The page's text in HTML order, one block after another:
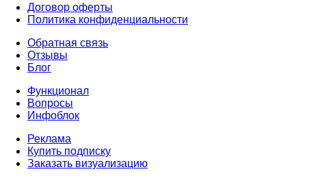
Договор оферты
Политика конфиденциальности
Обратная связь
Отзывы
Блог
Функционал
Вопросы
Инфоблок
Реклама
Купить подписку
Заказать визуализацию